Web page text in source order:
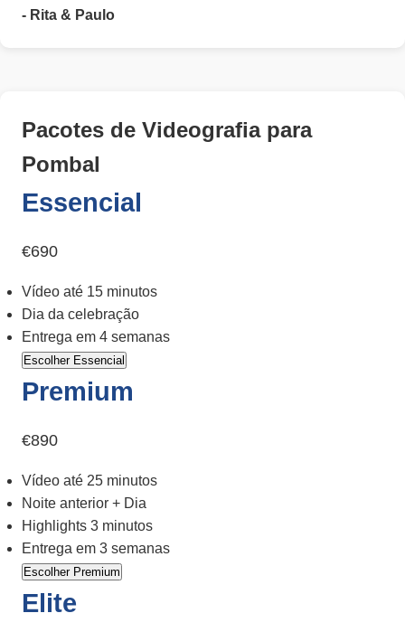
- Rita & Paulo
Pacotes de Videografia para
Pombal
Essencial
€690
Vídeo até 15 minutos
Dia da celebração
Entrega em 4 semanas
Escolher Essencial
Premium
€890
Vídeo até 25 minutos
Noite anterior + Dia
Highlights 3 minutos
Entrega em 3 semanas
Escolher Premium
Elite